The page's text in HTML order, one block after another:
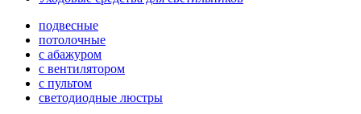
подвесные
потолочные
с абажуром
с вентилятором
с пультом
светодиодные люстры